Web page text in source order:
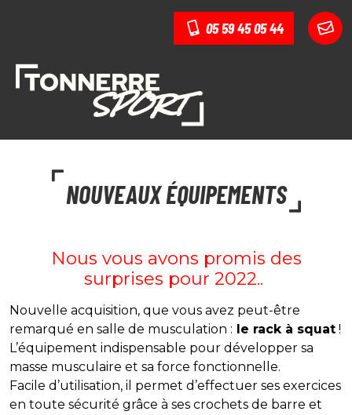
05 59 45 05 44
NOUVEAUX ÉQUIPEMENTS
Nous vous avons promis des
surprises pour 2022..
Nouvelle acquisition, que vous avez peut-être
remarqué en salle de musculation : le rack à squat !
L’équipement indispensable pour développer sa
masse musculaire et sa force fonctionnelle.
Facile d’utilisation, il permet d’effectuer ses exercices
en toute sécurité grâce à ses crochets de barre et